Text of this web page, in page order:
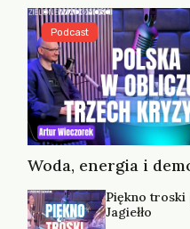
Woda, energia i
Podcast
Piękno troski
Jagiełło